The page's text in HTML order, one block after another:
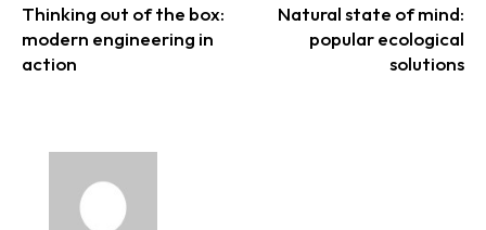
Thinking out of the box:
modern engineering in
action
Natural state of mind:
popular ecological
solutions